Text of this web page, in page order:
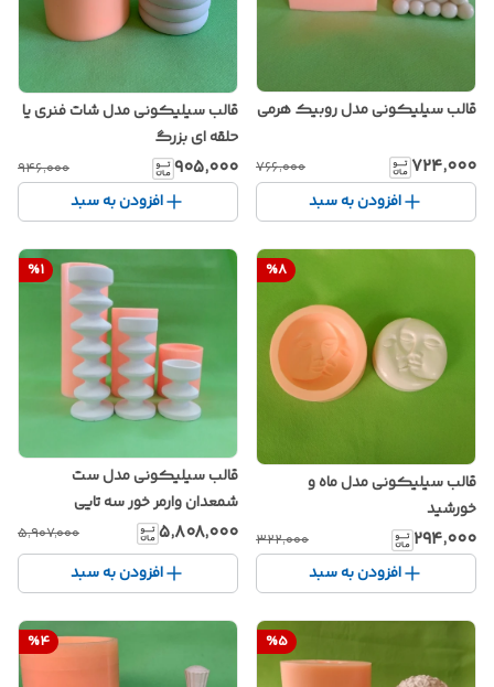
قالب سیلیکونی مدل روبیک هرمی
۷۲۴٬۰۰۰ ۷۶۶٬۰۰۰
افزودن به سبد
قالب سیلیکونی مدل شات فنری یا
حلقه ای بزرگ
۹۰۵٬۰۰۰ ۹۴۶٬۰۰۰
افزودن به سبد
%8
قالب سیلیکونی مدل ماه و
خورشید
۲۹۴٬۰۰۰ ۳۲۲٬۰۰۰
افزودن به سبد
%1
قالب سیلیکونی مدل ست
شمعدان وارمر خور سه تایی
۵٬۸۰۸٬۰۰۰ ۵٬۹۰۷٬۰۰۰
افزودن به سبد
%5
%4